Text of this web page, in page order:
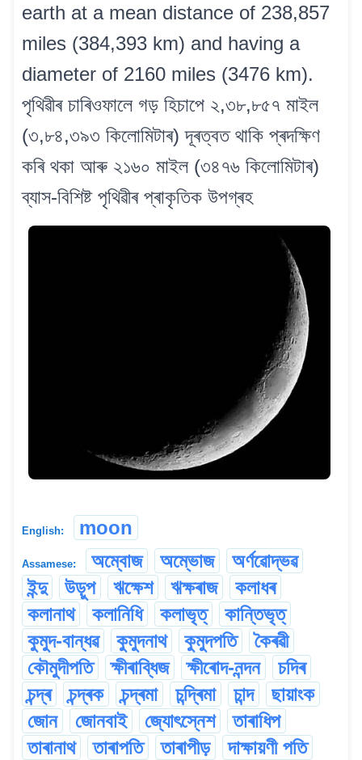
earth at a mean distance of 238,857
miles (384,393 km) and having a
diameter of 2160 miles (3476 km).
পৃথিৱীৰ চাৰিওফালে গড় হিচাপে ২,৩৮,৮৫৭ মাইল
(৩,৮৪,৩৯৩ কিলোমিটাৰ) দূৰত্বত থাকি প্ৰদক্ষিণ
কৰি থকা আৰু ২১৬০ মাইল (৩৪৭৬ কিলোমিটাৰ)
ব্যাস-বিশিষ্ট পৃথিৱীৰ প্ৰাকৃতিক উপগ্ৰহ
English: moon
Assamese: অম্বোজ অম্ভোজ
অৰ্ণৱোদ্ভৱ
ইন্দু
উড়ুপ ঋক্ষেশ ঋক্ষৰাজ
কলাধৰ
কলানাথ
কলানিধি কলাভৃত্
কান্তিভৃত্
কুমুদ-বান্ধৱ
কুমুদনাথ কুমুদপতি
কৈৰৱী
কৌমুদীপতি
ক্ষীৰাব্ধিজ ক্ষীৰোদ-নন্দন
চদিৰ
চন্দ্ৰ
চন্দ্ৰক চন্দ্ৰমা চন্দ্ৰিমা চান্দ
ছায়াংক
জোন
জোনবাই জ্যোৎস্নেশ
তাৰাধিপ
তাৰানাথ
তাৰাপতি তাৰাপীড়
দাক্ষায়ণী পতি